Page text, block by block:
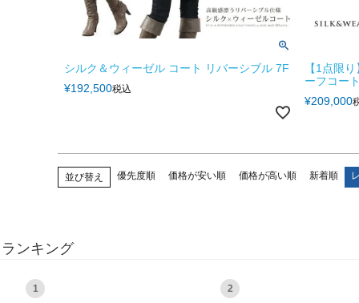
シルク＆ウィーゼル コート リバーシブル 7F
¥192,500税込
【1点限
ーフコー
¥209,000
並び替え 優先度順 価格が安い順 価格が高い順 新着順
ランキング
1 2